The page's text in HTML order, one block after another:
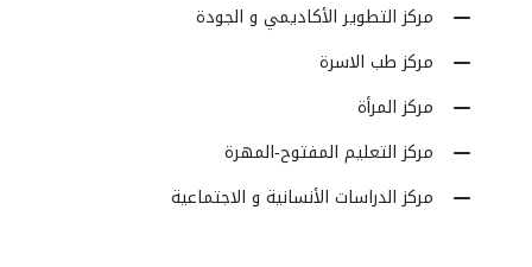
مركز التطوير الأكاديمي و الجودة
مركز طب الاسرة
مركز المرأة
مركز التعليم المفتوح-المهرة
مركز الدراسات الأنسانية و الاجتماعية